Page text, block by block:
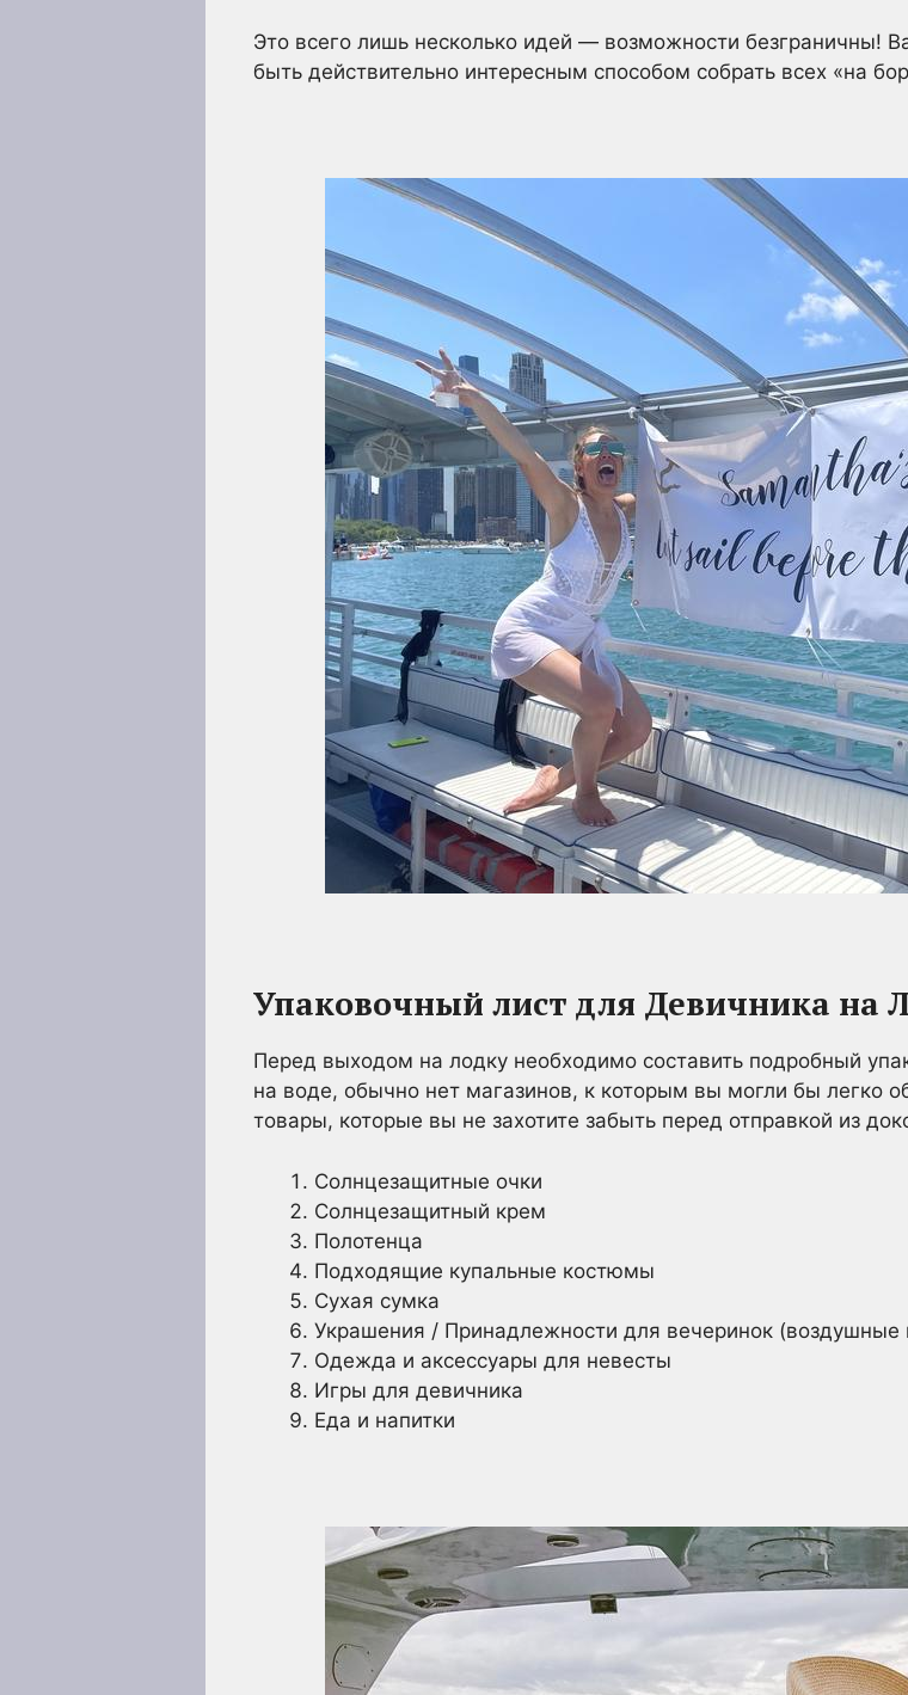
Это всего лишь несколько идей — возможности безграничны!
быть действительно интересным способом собрать всех «на
Упаковочный лист для Девичника на
Перед выходом на лодку необходимо составить подробный
на воде, обычно нет магазинов, к которым вы могли бы легко
товары, которые вы не захотите забыть перед отправкой из
Солнцезащитные очки
Солнцезащитный крем
Полотенца
Подходящие купальные костюмы
Сухая сумка
Украшения / Принадлежности для вечеринок
Одежда и аксессуары для невесты
Игры для девичника
Еда и напитки